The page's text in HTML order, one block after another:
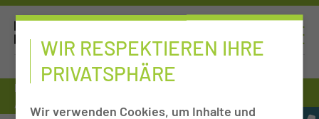
Patienten & Besucher
Alkohol/Rauchen
WIR RESPEKTIEREN IHRE
PRIVATSPHÄRE
Wir verwenden Cookies, um Inhalte und